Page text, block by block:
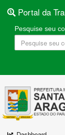
Portal da
Pesquise seu